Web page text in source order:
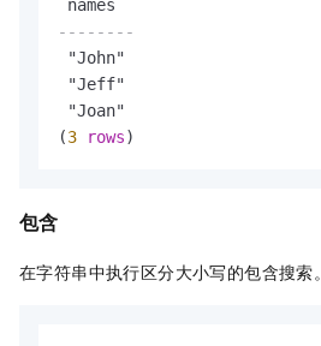
--------
"John"
"Jeff"
"Joan"
(3 rows)
包含
在字符串中执行区分大小写的包含搜索。